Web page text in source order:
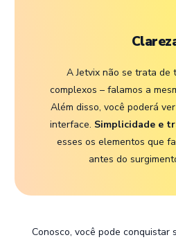
A Jetvix não se trata de
complexos – falamos a
Além disso, você poderá
interface. Simplicidade e
esses os elementos que
antes do
Conosco, você pode conquistar